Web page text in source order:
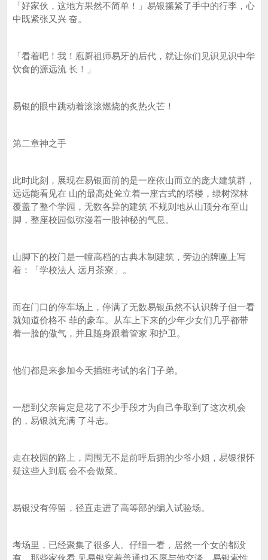
「好家伙，这地方果然不简单！」易银攥紧了手中的行李，心
中既紧张又兴 奋。
「看着吧！我！庖厨祖师易牙的后代，就让你们见识见识中华
饮食的源远流 长！」
易银的眼中跳动着滚滚燃烧的炙热火芒！
第二章神之手
此时此刻，展现在易银面前的是一座依山而立的庞大建筑群，
远远能看见在 山的最高处耸立着一座古式的塔楼，绿树深林
覆盖了整个学园，无数各异的建筑 不规则地从山顶分布至山
脚，整座校园似弥漫着一股神秘的气息。
山脚下的校门是一幢高档的古典木制建筑，旁边的牌匾上写
着：「学校法人 远月茶寮」。
而在门口的停车场上，停满了无数易银虽然不认识牌子但一看
就知道价格不 菲的豪车。从车上下来的少年少女们几乎都带
着一脸的傲气，并且随身跟着管家 和护卫。
他们都是来参加今天插班考试的名门子弟。
一想到父亲肯定是花了不少手段才为自己争取到了这次机会
的，易银就充满 了斗志。
走在校园的路上，周围无不是前呼后拥的少爷小姐，易银很怀
疑这些人到底 会不会做菜。
易银没有停留，径直走进了高等部的编入试验场。
考场里，已经聚集了很多人。仔细一看，居然一个女的都没
有。那些家伙看 见易银穿着普通也不愿与他交谈，易银索性